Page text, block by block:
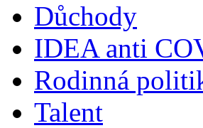
Důchody
IDEA anti
Rodinná
Talent